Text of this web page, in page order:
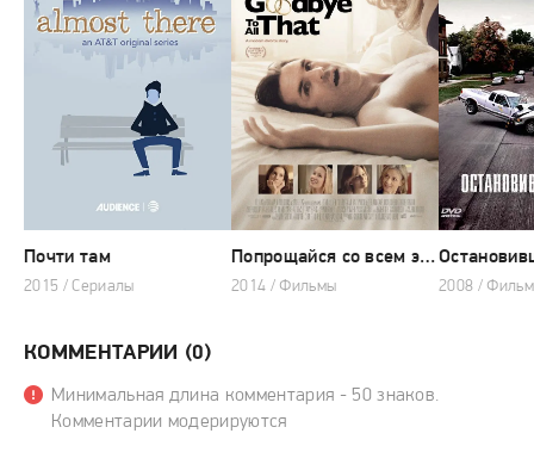
Почти там
2015 / Сериалы
Попрощайся со всем этим
2014 / Фильмы 2008 /
КОММЕНТАРИИ (0)
Минимальная длина комментария - 50 знаков.
Комментарии модерируются